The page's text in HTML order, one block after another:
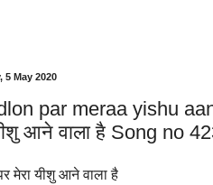
5 May 2020
par meraa yishu
आने वाला है Song no
मेरा यीशु आने वाला है